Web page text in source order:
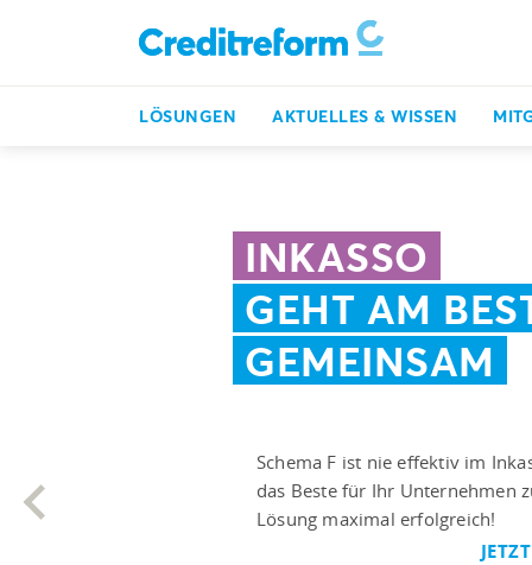
LÖSUNGEN AKTUELLES & WISSEN
INKASSO
GEHT AM
GEMEINSAM
Schema F ist nie effektiv im
das Beste für Ihr Unternehmen
Lösung maximal erfolgreich!